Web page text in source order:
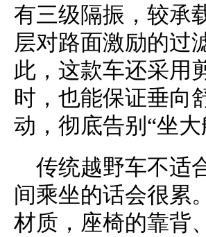
有三级隔振，较承
层对路面激励的过
此，这款车还采用
时，也能保证垂向
动，彻底告别“坐
传统越野车不适
间乘坐的话会很累
材质，座椅的靠背